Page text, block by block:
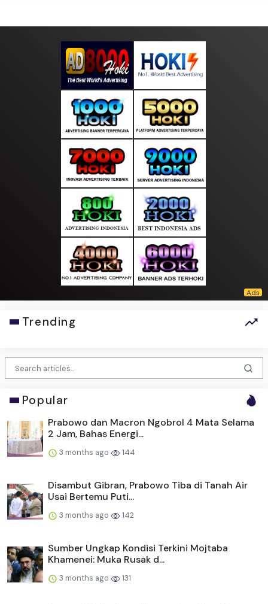
Trending
Popular
Prabowo dan Macron Ngobrol 4 Mata Selama
2 Jam, Bahas Energi...
3 months ago 144
Disambut Gibran, Prabowo Tiba di Tanah Air
Usai Bertemu Puti...
3 months ago 142
Sumber Ungkap Kondisi Terkini Mojtaba
Khamenei: Muka Rusak d...
3 months ago 131